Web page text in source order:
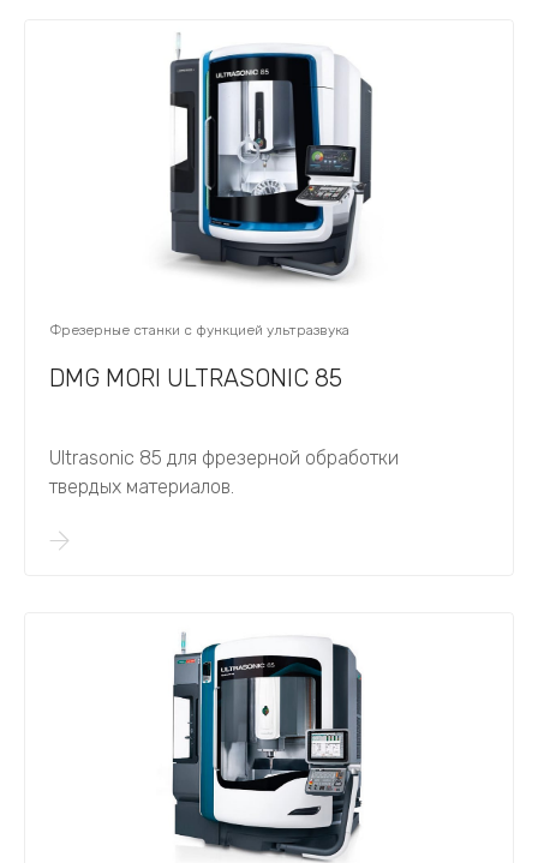
Фрезерные станки с функцией ультразвука
DMG MORI ULTRASONIC 85
Ultrasonic 85 для фрезерной обработки
твердых материалов.